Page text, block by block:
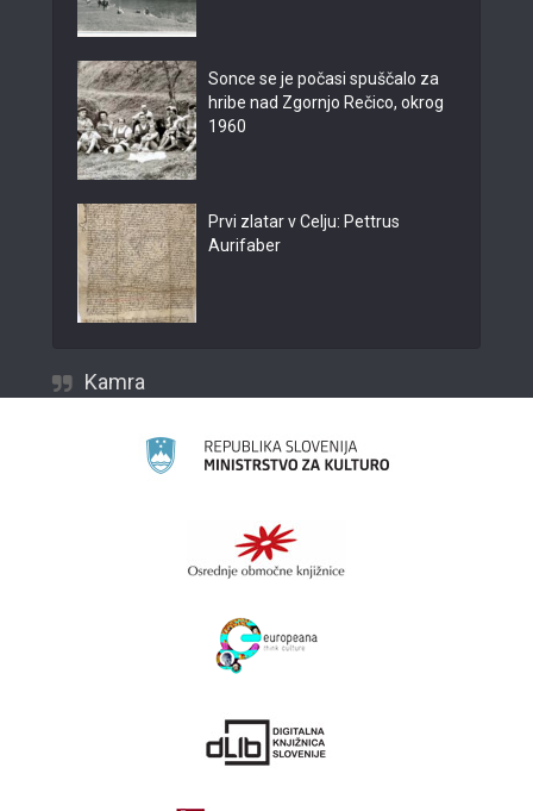
Sonce se je počasi spuščalo za
hribe nad Zgornjo Rečico, okrog
1960
Prvi zlatar v Celju: Pettrus
Aurifaber
Kamra